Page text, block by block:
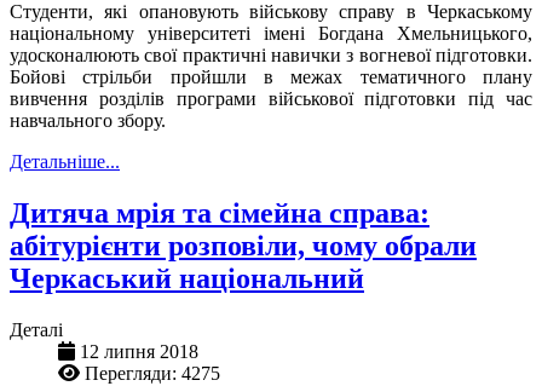
Студенти, які опановують військову справу в Черкаському
національному університеті імені Богдана Хмельницького,
удосконалюють свої практичні навички з вогневої підготовки.
Бойові стрільби пройшли в межах тематичного плану
вивчення розділів програми військової підготовки під час
навчального збору.
Детальніше...
Дитяча мрія та сімейна справа:
абітурієнти розповіли, чому обрали
Черкаський національний
Деталі
12 липня 2018
Перегляди: 4275